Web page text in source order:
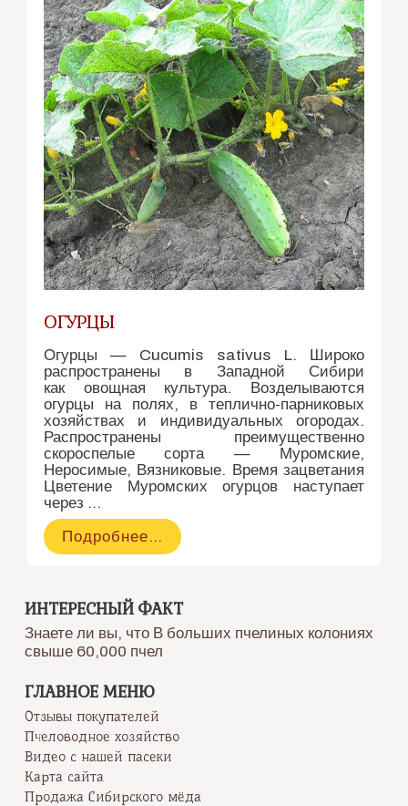
ОГУРЦЫ
Огурцы — Cucumis sativus L. Широко
распространены в Западной Сибири
как овощная культура. Возделываются
огурцы на полях, в теплично-парниковых
хозяйствах и индивидуальных огородах.
Распространены преимущественно
скороспелые сорта — Муромские,
Неросимые, Вязниковые. Время зацветания
Цветение Муромских огурцов наступает
через …
Огурцы
Подробнее…
ИНТЕРЕСНЫЙ ФАКТ
Знаете ли вы, что В больших пчелиных колониях
свыше 60,000 пчел
ГЛАВНОЕ МЕНЮ
Отзывы покупателей
Пчеловодное хозяйство
Видео с нашей пасеки
Карта сайта
Продажа Сибирского мёда